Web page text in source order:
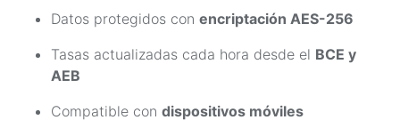
Datos protegidos conencriptación AES-256
Tasas actualizadas cada hora desde el BCE y
AEB
Compatible condispositivos móviles